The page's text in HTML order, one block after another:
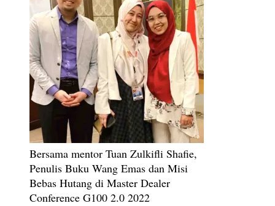
Bersama mentor Tuan Zulkifli Shafie,
Penulis Buku Wang Emas dan Misi
Bebas Hutang di Master Dealer
Conference G100 2.0 2022